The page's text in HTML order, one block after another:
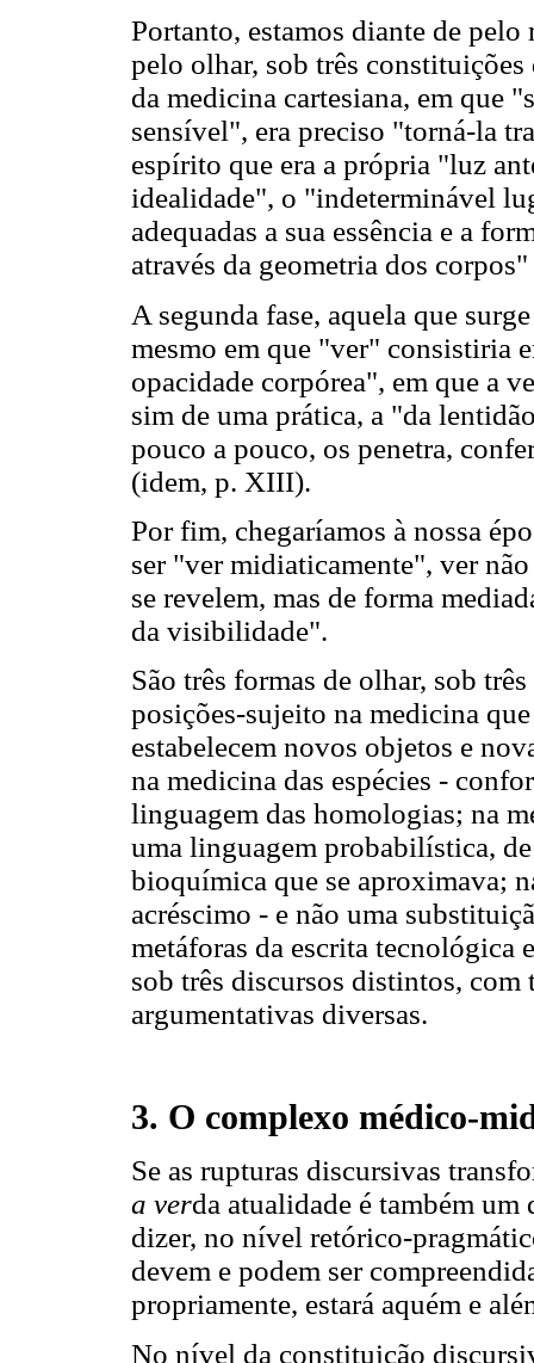
Portanto, estamos diante de pelo
pelo olhar, sob três
da medicina cartesiana, em que
sensível", era preciso "torná-la
espírito que era a própria "luz
idealidade", o "indeterminável
adequadas a sua essência e a
através da geometria dos
A segunda fase, aquela que
mesmo em que "ver" consistiria
opacidade corpórea", em que a
sim de uma prática, a "da
pouco a pouco, os penetra,
(idem, p. XIII).
Por fim, chegaríamos à nossa
ser "ver midiaticamente", ver
se revelem, mas de forma
da visibilidade".
São três formas de olhar, sob
posições-sujeito na medicina
estabelecem novos objetos e
na medicina das espécies -
linguagem das homologias; na
uma linguagem probabilística,
bioquímica que se aproximava;
acréscimo - e não uma
metáforas da escrita tecnológica
sob três discursos distintos, com
argumentativas diversas.
3. O complexo médico-
Se as rupturas discursivas
a verda atualidade é também um
dizer, no nível retórico-
devem e podem ser
propriamente, estará aquém e
No nível da constituição